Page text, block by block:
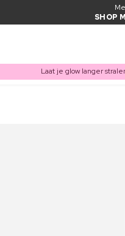
SHOP
Laat je glow langer